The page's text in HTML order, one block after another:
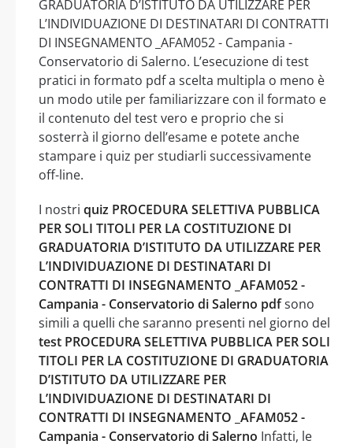
GRADUATORIA D’ISTITUTO DA UTILIZZARE PER
L’INDIVIDUAZIONE DI DESTINATARI DI CONTRATTI
DI INSEGNAMENTO _AFAM052 - Campania -
Conservatorio di Salerno. L’esecuzione di test
pratici in formato pdf a scelta multipla o meno è
un modo utile per familiarizzare con il formato e
il contenuto del test vero e proprio che si
sosterrà il giorno dell’esame e potete anche
stampare i quiz per studiarli successivamente
off-line.
I nostri quiz PROCEDURA SELETTIVA PUBBLICA
PER SOLI TITOLI PER LA COSTITUZIONE DI
GRADUATORIA D’ISTITUTO DA UTILIZZARE PER
L’INDIVIDUAZIONE DI DESTINATARI DI
CONTRATTI DI INSEGNAMENTO _AFAM052 -
Campania - Conservatorio di Salerno pdfsono
simili a quelli che saranno presenti nel giorno del
test PROCEDURA SELETTIVA PUBBLICA PER SOLI
TITOLI PER LA COSTITUZIONE DI GRADUATORIA
D’ISTITUTO DA UTILIZZARE PER
L’INDIVIDUAZIONE DI DESTINATARI DI
CONTRATTI DI INSEGNAMENTO _AFAM052 -
Campania - Conservatorio di Salerno Infatti, le